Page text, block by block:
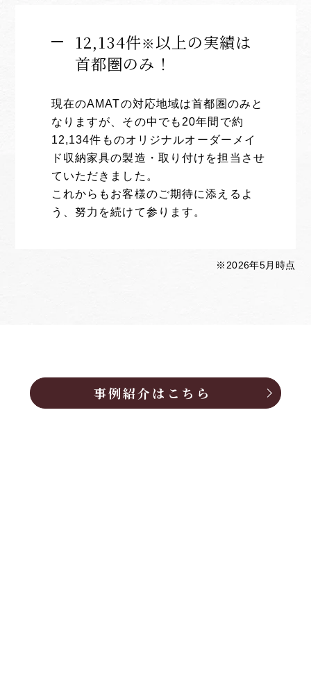
12,134件※以上の実績は
首都圏のみ！
現在のAMATの対応地域は首都圏のみと
なりますが、その中でも20年間で約
12,134件ものオリジナルオーダーメイ
ド収納家具の製造・取り付けを担当させ
ていただきました。
これからもお客様のご期待に添えるよ
う、努力を続けて参ります。
※2026年5月時点
事例紹介はこちら